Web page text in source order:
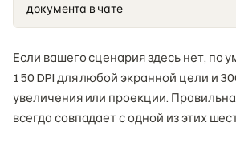
документа в чате
Если вашего сценария здесь нет, по
150 DPI для любой экранной цели и
увеличения или проекции.
всегда совпадает с одной из этих